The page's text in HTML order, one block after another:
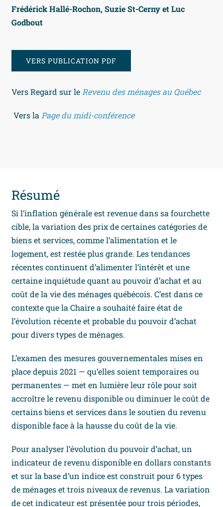
Frédérick Hallé-Rochon, Suzie St-Cerny et Luc
Godbout
VERS PUBLICATION PDF
Vers Regard sur leRevenu des ménages au Québec
Vers laPage du midi-conférence
Résumé
Si l’inflation générale est revenue dans sa fourchette
cible, la variation des prix de certaines catégories de
biens et services, comme l’alimentation et le
logement, est restée plus grande. Les tendances
récentes continuent d’alimenter l’intérêt et une
certaine inquiétude quant au pouvoir d’achat et au
coût de la vie des ménages québécois. C’est dans ce
contexte que la Chaire a souhaité faire état de
l’évolution récente et probable du pouvoir d’achat
pour divers types de ménages.
L’examen des mesures gouvernementales mises en
place depuis 2021 — qu’elles soient temporaires ou
permanentes — met en lumière leur rôle pour soit
accroître le revenu disponible ou diminuer le coût de
certains biens et services dans le soutien du revenu
disponible face à la hausse du coût de la vie.
Pour analyser l’évolution du pouvoir d’achat, un
indicateur de revenu disponible en dollars constants
et sur la base d’un indice est construit pour 6 types
de ménages et trois niveaux de revenus. La variation
de cet indicateur est présentée pour trois périodes,